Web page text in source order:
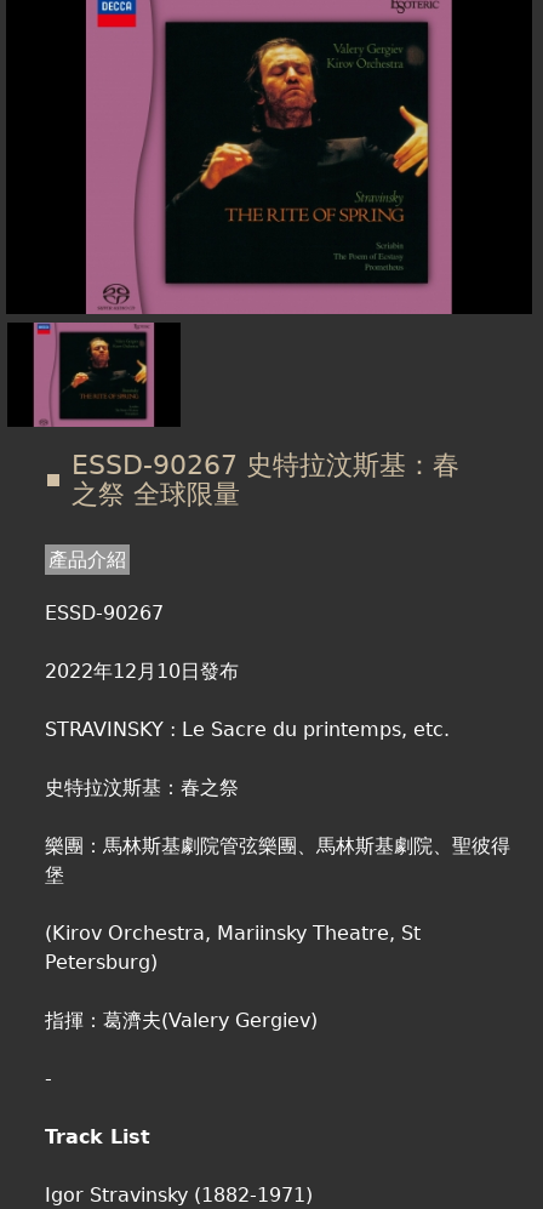
ESSD-90267 史特拉汶斯基：春
之祭 全球限量
產品介紹
ESSD-90267
2022年12月10日發布
STRAVINSKY : Le Sacre du printemps, etc.
史特拉汶斯基：春之祭
樂團：馬林斯基劇院管弦樂團、馬林斯基劇院、聖彼得
堡
(Kirov Orchestra, Mariinsky Theatre, St
Petersburg)
指揮：葛濟夫(Valery Gergiev)
-
Track List
Igor Stravinsky (1882-1971)